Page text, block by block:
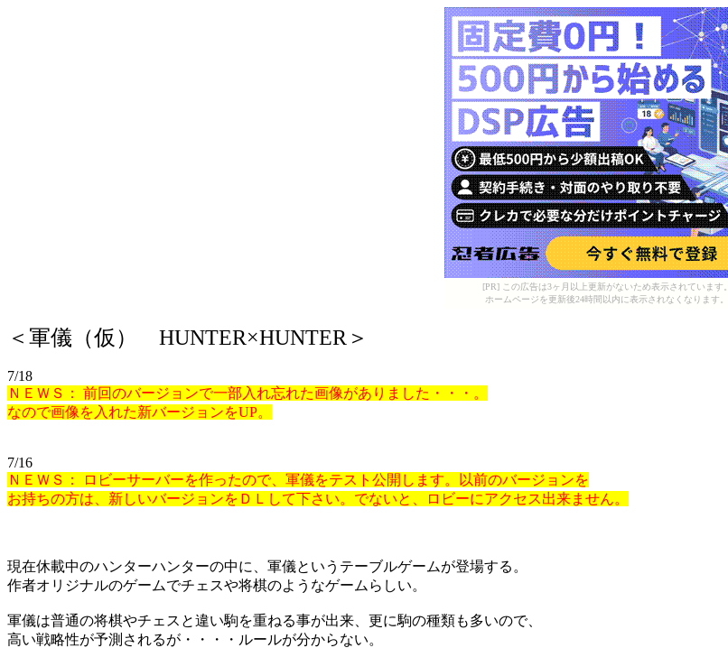
[PR] この広告は3ヶ月以上更新がないため表示されています。
ホームページを更新後24時間以内に表示されなくなります。
＜軍儀（仮） HUNTER×HUNTER＞
7/18
ＮＥＷＳ： 前回のバージョンで一部入れ忘れた画像がありました・・・。
なので画像を入れた新バージョンをUP。
7/16
ＮＥＷＳ： ロビーサーバーを作ったので、軍儀をテスト公開します。以前のバージョンを
お持ちの方は、新しいバージョンをＤＬして下さい。でないと、ロビーにアクセス出来ません。
現在休載中のハンターハンターの中に、軍儀というテーブルゲームが登場する。
作者オリジナルのゲームでチェスや将棋のようなゲームらしい。
軍儀は普通の将棋やチェスと違い駒を重ねる事が出来、更に駒の種類も多いので、
高い戦略性が予測されるが・・・・ルールが分からない。